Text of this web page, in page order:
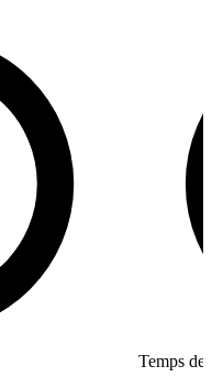
Temps de